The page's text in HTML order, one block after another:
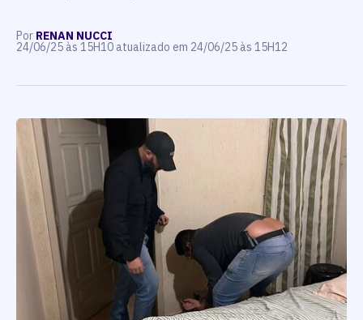
Por RENAN NUCCI
24/06/25 às 15H10 atualizado em 24/06/25 às 15H12